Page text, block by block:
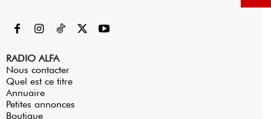
RADIO ALFA
Nous contacter
Quel est ce titre
Annuaire
Petites annonces
Boutique